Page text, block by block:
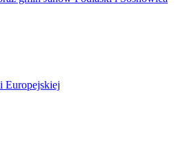
Europejskiej